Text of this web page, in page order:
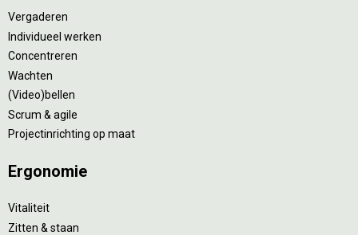
Vergaderen
Individueel werken
Concentreren
Wachten
(Video)bellen
Scrum & agile
Projectinrichting op maat
Ergonomie
Vitaliteit
Zitten & staan